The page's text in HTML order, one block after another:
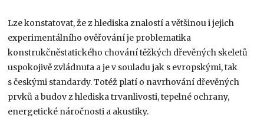
Lze konstatovat, že z hlediska znalostí a většinou i jejich
experimentálního ověřování je problematika
konstrukčněstatického chování těžkých dřevěných skeletů
uspokojivě zvládnuta a je v souladu jak s evropskými, tak
s českými standardy. Totéž platí o navrhování dřevěných
prvků a budov z hlediska trvanlivosti, tepelné ochrany,
energetické náročnosti a akustiky.